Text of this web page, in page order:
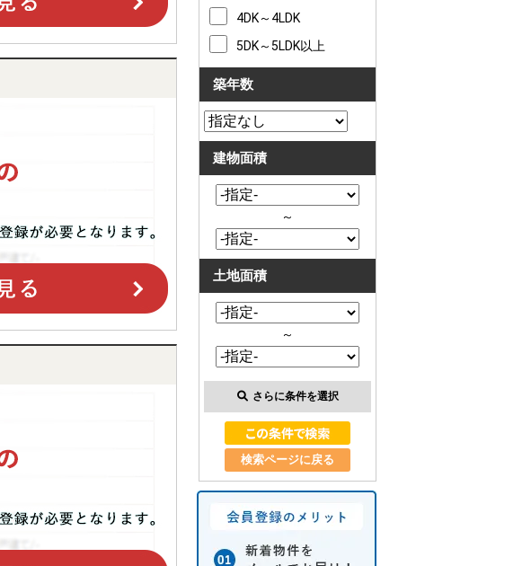
4DK～4LDK
5DK～5LDK以上
築年数
建物面積
～
土地面積
～
さらに条件を選択
検索ページに戻る